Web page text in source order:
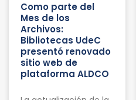
Como parte del
Mes de los
Archivos:
Bibliotecas UdeC
presentó renovado
sitio web de
plataforma ALDCO